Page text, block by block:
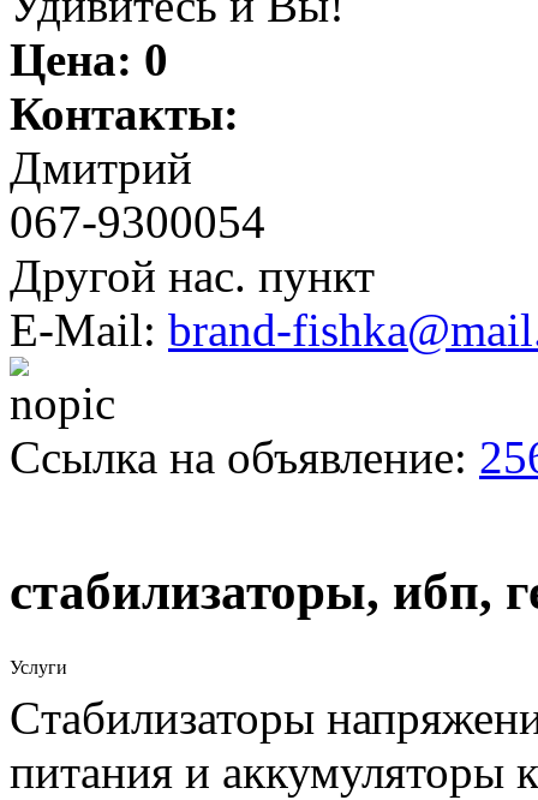
Цена: 0
Контакты:
Дмитрий
067-9300054
Другой нас. пункт
E-Mail: brand-
Ссылка на объявление:
стабилизаторы, ибп,
Услуги
Cтабилизаторы
питания и аккумуляторы